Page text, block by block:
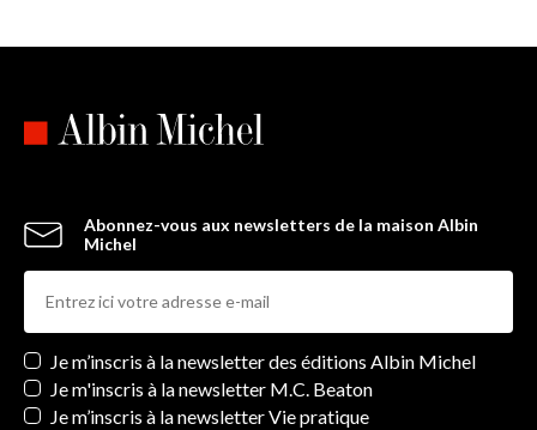
Abonnez-vous aux newsletters de la maison Albin
Michel
Newsletters
Je m’inscris à la newsletter des éditions Albin Michel
Je m'inscris à la newsletter M.C. Beaton
Je m’inscris à la newsletter Vie pratique